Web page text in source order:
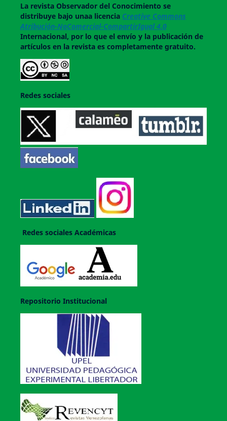
La revistaObservador del Conocimiento se
distribuye bajo unaa licencia Creative Commons
Atribución-NoComercial-CompartirIgual 4.0
Internacional, por lo que el envío y la publicación de
artículos en la revista es completamente gratuito.
Redes sociales
Redes sociales Académicas
Repositorio Institucional